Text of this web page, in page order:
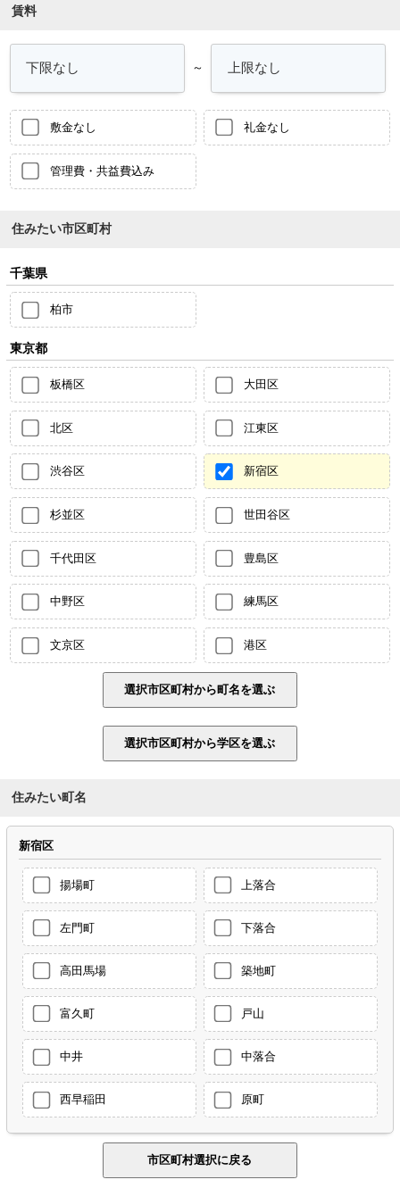
賃料
～
敷金なし 礼金なし
管理費・共益費込み
住みたい市区町村
千葉県
柏市
東京都
板橋区 大田区
北区 江東区
渋谷区 新宿区
杉並区 世田谷区
千代田区 豊島区
中野区 練馬区
文京区 港区
住みたい町名
新宿区
揚場町 上落合
左門町 下落合
高田馬場 築地町
富久町 戸山
中井 中落合
西早稲田 原町